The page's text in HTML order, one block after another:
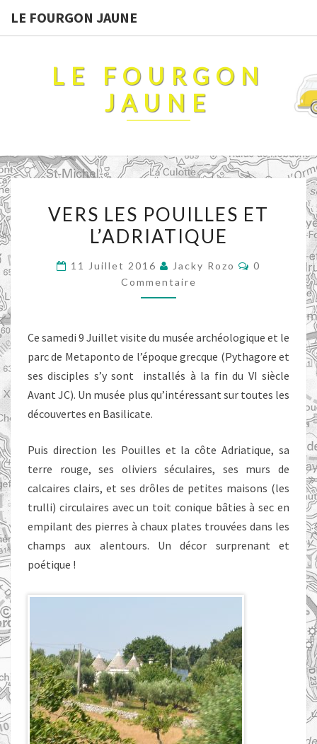
LE FOURGON JAUNE
LE FOURGON
JAUNE
LES
POUILLES
L’ADRIATIQUE
VERS LES POUILLES ET
L’ADRIATIQUE
11 Juillet 2016 Jacky Rozo
0
Commentaire
Ce samedi 9 Juillet visite du musée archéologique et le
parc de Metaponto de l’époque grecque (Pythagore et
ses disciples s’y sont installés à la fin du VI siècle
Avant JC). Un musée plus qu’intéressant sur toutes les
découvertes en Basilicate.
Puis direction les Pouilles et la côte Adriatique, sa
terre rouge, ses oliviers séculaires, ses murs de
calcaires clairs, et ses drôles de petites maisons (les
trulli) circulaires avec un toit conique bâties à sec en
empilant des pierres à chaux plates trouvées dans les
champs aux alentours. Un décor surprenant et
poétique !